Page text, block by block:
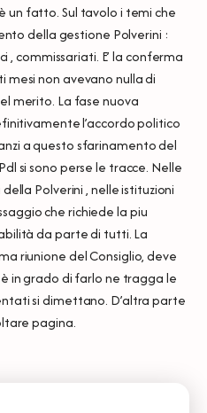
un fatto. Sul tavolo i temi che
della gestione Polverini :
commissariati. E’ la conferma
mesi non avevano nulla di
merito. La fase nuova
l’accordo politico
a questo sfarinamento del
si sono perse le tracce. Nelle
Polverini , nelle istituzioni
che richiede la piu
da parte di tutti. La
riunione del Consiglio, deve
in grado di farlo ne tragga le
si dimettano. D’altra parte
pagina.